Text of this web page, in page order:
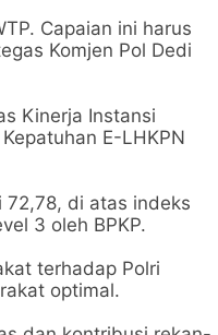
Capaian ini harus
Komjen Pol Dedi
Kinerja Instansi
E-LHKPN
72,78, di atas indeks
3 oleh BPKP.
terhadap Polri
optimal.